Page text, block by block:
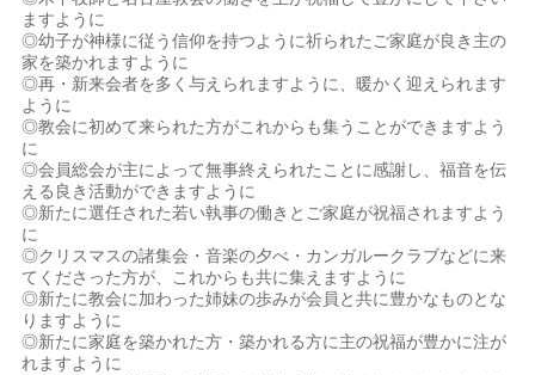
ますように
◎幼子が神様に従う信仰を持つように祈られたご家庭が良き主の
家を築かれますように
◎再・新来会者を多く与えられますように、暖かく迎えられます
ように
◎教会に初めて来られた方がこれからも集うことができますよう
に
◎会員総会が主によって無事終えられたことに感謝し、福音を伝
える良き活動ができますように
◎新たに選任された若い執事の働きとご家庭が祝福されますよう
に
◎クリスマスの諸集会・音楽の夕べ・カンガルークラブなどに来
てくださった方が、これからも共に集えますように
◎新たに教会に加わった姉妹の歩みが会員と共に豊かなものとな
りますように
◎新たに家庭を築かれた方・築かれる方に主の祝福が豊かに注が
れますように